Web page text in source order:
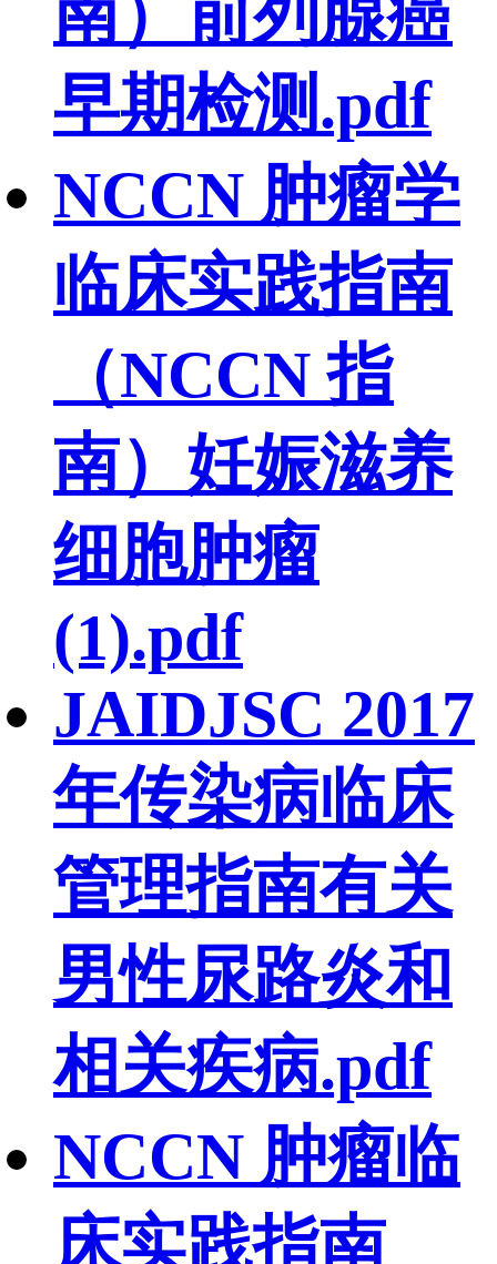
南）前列腺癌
早期检测.pdf
NCCN 肿瘤学
临床实践指南
（NCCN 指
南）妊娠滋养
细胞肿瘤
(1).pdf
JAIDJSC 2017
年传染病临床
管理指南有关
男性尿路炎和
相关疾病.pdf
NCCN 肿瘤临
床实践指南